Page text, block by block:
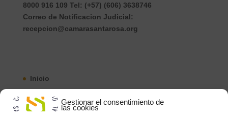
Gestionar el consentimiento de
las cookies
8000 916 109 Tel: (+57) (606) 3638746
Correo de Notificacion Judicial:
recepcion@camarasantarosa.org
Inicio
Registros Públicos